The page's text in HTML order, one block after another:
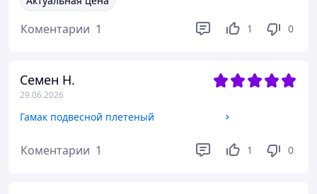
Коментарии 1 1 0
Семен Н.
29.06.2026
Гамак подвесной плетеный
Коментарии 1 1 0